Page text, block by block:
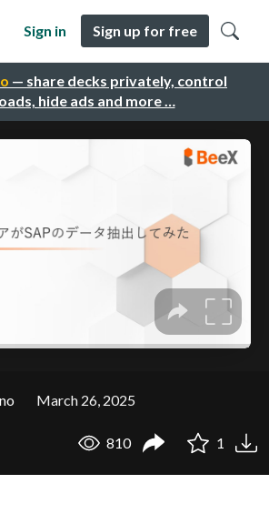
— share decks privately, control
hide ads and more …
Sign in Sign up for free
March 26, 2025
810 1